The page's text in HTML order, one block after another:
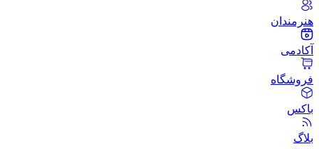
هنرمندان
آکادمی
فروشگاه
باکس
بلاگ